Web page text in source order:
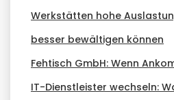
Werkstätten hohe
besser bewältigen können
Fehtisch GmbH: Wenn
IT-Dienstleister wechseln: